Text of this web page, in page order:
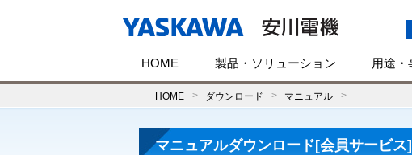
HOME 製品・ソリューション 用途・
HOME ダウンロード マニュアル
マニュアルダウンロード[会員サービス]